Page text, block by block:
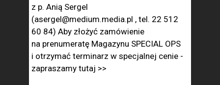
z p. Anią Sergel
(asergel@medium.media.pl , tel. 22 512
60 84) Aby złożyć zamówienie
na prenumeratę Magazynu SPECIAL OPS
i otrzymać terminarz w specjalnej cenie -
zapraszamy tutaj >>